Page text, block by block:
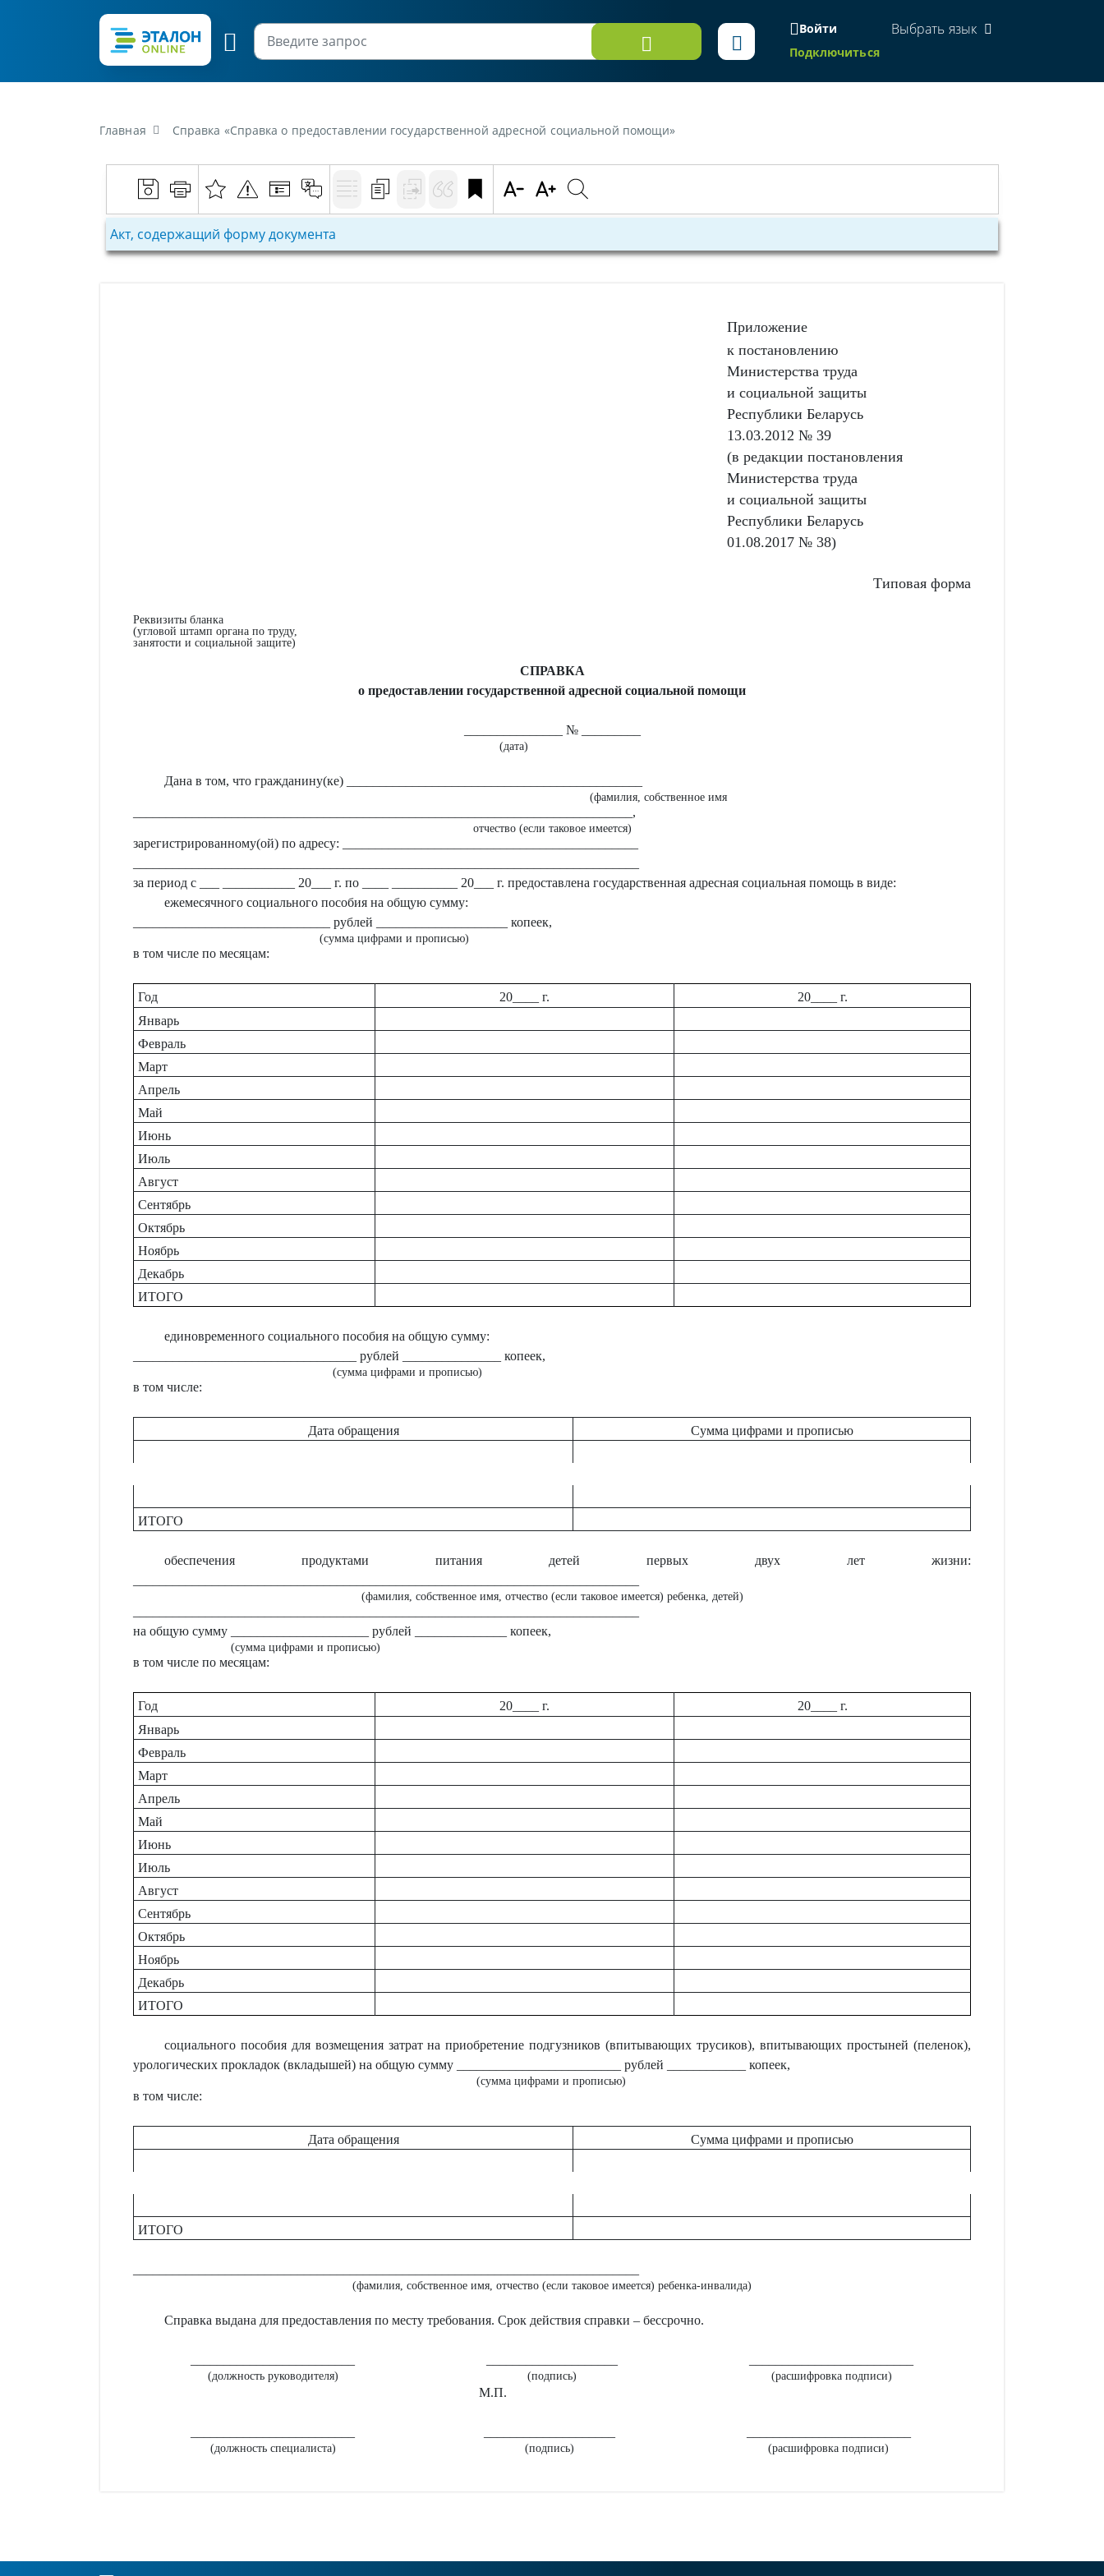
Войти
Подключиться
Выбрать язык
Главная Справка «Справка о предоставлении государственной адресной социальной помощи»
Акт, содержащий форму документа
Приложение
к постановлению
Министерства труда
и социальной защиты
Республики Беларусь
13.03.2012 № 39
(в редакции постановления
Министерства труда
и социальной защиты
Республики Беларусь
01.08.2017 № 38)
Типовая форма
Реквизиты бланка
(угловой штамп органа по труду,
занятости и социальной защите)
СПРАВКА
о предоставлении государственной адресной социальной помощи
_______________ № _________
(дата)
Дана в том, что гражданину(ке) _____________________________________________
(фамилия, собственное имя
____________________________________________________________________________,
отчество (если таковое имеется)
зарегистрированному(ой) по адресу: _____________________________________________
за период с ___ ___________ 20___ г. по ____ __________ 20___ г. предоставлена государственная адресная социальная помощь в виде:
ежемесячного социального пособия на общую сумму:
______________________________ рублей ____________________ копеек,
(сумма цифрами и прописью)
в том числе по месяцам:
Год 20____ г.
20____ г.
Январь
Февраль
Март
Апрель
Май
Июнь
Июль
Август
Сентябрь
Октябрь
Ноябрь
Декабрь
ИТОГО
единовременного социального пособия на общую сумму:
__________________________________ рублей _______________ копеек,
(сумма цифрами и прописью)
в том числе:
Дата обращения Сумма цифрами и прописью
ИТОГО
обеспечения продуктами питания детей первых двух лет жизни:
(фамилия, собственное имя, отчество (если таковое имеется) ребенка, детей)
на общую сумму _____________________ рублей ______________ копеек,
(сумма цифрами и прописью)
в том числе по месяцам:
Год 20____ г.
20____ г.
Январь
Февраль
Март
Апрель
Май
Июнь
Июль
Август
Сентябрь
Октябрь
Ноябрь
Декабрь
ИТОГО
социального пособия для возмещения затрат на приобретение подгузников (впитывающих трусиков), впитывающих простыней (пеленок),
урологических прокладок (вкладышей) на общую сумму _________________________ рублей ____________ копеек,
(сумма цифрами и прописью)
в том числе:
Дата обращения Сумма цифрами и прописью
ИТОГО
(фамилия, собственное имя, отчество (если таковое имеется) ребенка-инвалида)
Справка выдана для предоставления по месту требования. Срок действия справки – бессрочно.
(должность руководителя) (подпись) (расшифровка подписи)
М.П.
(должность специалиста) (подпись) (расшифровка подписи)